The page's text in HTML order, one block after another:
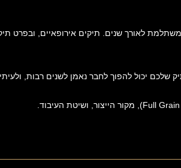
לאורך שנים. תיקים אירופאיים, ובפרט
שלכם יכול להפוך לחבר נאמן לשנים רבות,